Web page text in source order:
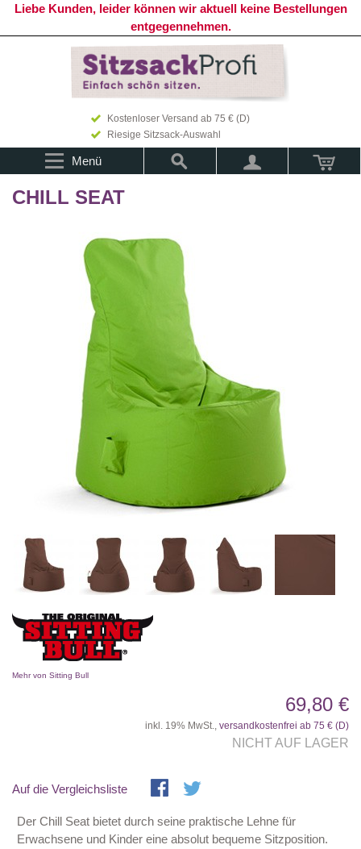
Liebe Kunden, leider können wir aktuell keine Bestellungen
entgegennehmen.
Kostenloser Versand ab 75 € (D)
Riesige Sitzsack-Auswahl
Menü
CHILL SEAT
Mehr von Sitting Bull
69,80 €
inkl. 19% MwSt., versandkostenfrei ab 75 € (D)
NICHT AUF LAGER
Auf die Vergleichsliste
Der Chill Seat bietet durch seine praktische Lehne für
Erwachsene und Kinder eine absolut bequeme Sitzposition.